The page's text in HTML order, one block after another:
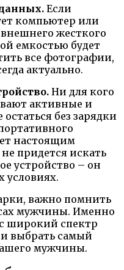
Если
компьютер или
жесткого
емкостью будет
все фотографии,
актуально.
Ни для кого
активные и
без зарядки
настоящим
придется искать
устройство – он
условиях.
важно помнить
мужчины. Именно
широкий спектр
выбрать самый
мужчины.